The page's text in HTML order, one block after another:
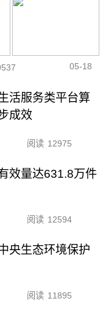
05-18
活服务类平台算
成效
阅读 12975
效量达631.8万件
阅读 12594
央生态环境保护
阅读 11895